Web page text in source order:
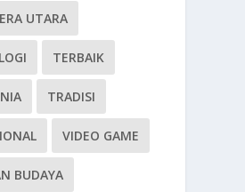
UTARA
TERBAIK
TRADISI
VIDEO GAME
BUDAYA